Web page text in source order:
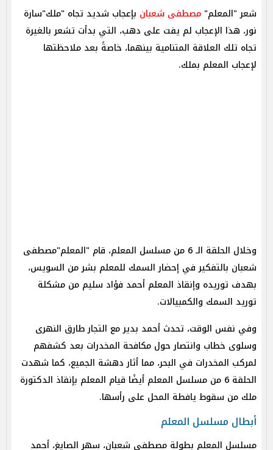
شعر "المعلم" مصطفى شعبان بإعجاب شديد تجاه "ملك"سارة
نور، هذا الإعجاب لم يفت على دهب، التي بدأت تشعر بالغيرة
تجاه تلك العلاقة المتنامية بينهما، خاصةً بعد ملاحظتها
لإعجاب المعلم بملك.
وخلال الحلقة الـ 6 من مسلسل المعلم، قام "المعلم"مصطفى
شعبان بالتفكير في إحضار السمك للمعلم بشر من السويس،
بهدف توريده وإنقاذ المعلم أحمد فؤاد سليم من مشكلة
توريد السمك والكمبيالات.
وفي نفس الوقت، تحدث أحمد بدير مع التجار طارق النهرى
وسلوى خطاب وانتصار حول مكافحة المخدرات بعد كشفهم
لمركب المخدرات في البحر، مما أثار دهشة الجميع، كما شهدت
الحلقة 6 من مسلسل المعلم أيضًا قيام المعلم بإنقاذ الدكتورة
ملك من سقوط يافطة المحل على رأسها.
أبطال مسلسل المعلم
مسلسل المعلم بطولة مصطفى شعبان، سهر الصايغ، أحمد